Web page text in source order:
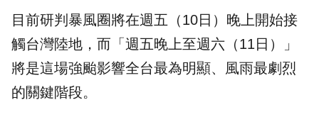
目前研判暴風圈將在週五（10日）晚上開始接
觸台灣陸地，而「週五晚上至週六（11日）」
將是這場強颱影響全台最為明顯、風雨最劇烈
的關鍵階段。